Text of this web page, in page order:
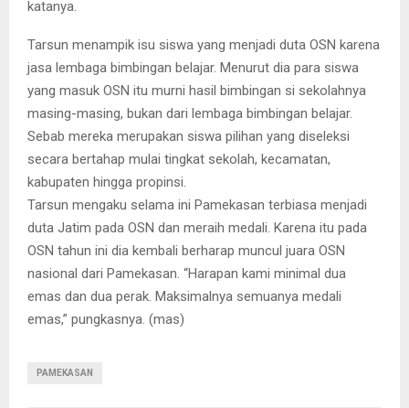
katanya.
Tarsun menampik isu siswa yang menjadi duta OSN karena
jasa lembaga bimbingan belajar. Menurut dia para siswa
yang masuk OSN itu murni hasil bimbingan si sekolahnya
masing-masing, bukan dari lembaga bimbingan belajar.
Sebab mereka merupakan siswa pilihan yang diseleksi
secara bertahap mulai tingkat sekolah, kecamatan,
kabupaten hingga propinsi.
Tarsun mengaku selama ini Pamekasan terbiasa menjadi
duta Jatim pada OSN dan meraih medali. Karena itu pada
OSN tahun ini dia kembali berharap muncul juara OSN
nasional dari Pamekasan. “Harapan kami minimal dua
emas dan dua perak. Maksimalnya semuanya medali
emas,” pungkasnya. (mas)
PAMEKASAN